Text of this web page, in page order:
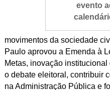
evento
movimentos da sociedade
Paulo aprovou a Emenda à
Metas, inovação
o debate eleitoral, contribuir
na Administração Pública e